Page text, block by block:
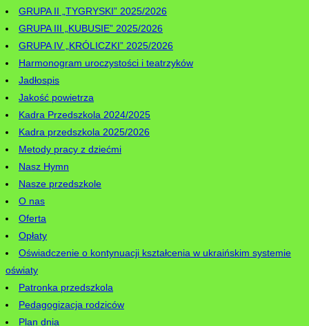
GRUPA II „TYGRYSKI” 2025/2026
GRUPA III „KUBUSIE” 2025/2026
GRUPA IV „KRÓLICZKI” 2025/2026
Harmonogram uroczystości i teatrzyków
Jadłospis
Jakość powietrza
Kadra Przedszkola 2024/2025
Kadra przedszkola 2025/2026
Metody pracy z dziećmi
Nasz Hymn
Nasze przedszkole
O nas
Oferta
Opłaty
Oświadczenie o kontynuacji kształcenia w ukraińskim systemie
oświaty
Patronka przedszkola
Pedagogizacja rodziców
Plan dnia